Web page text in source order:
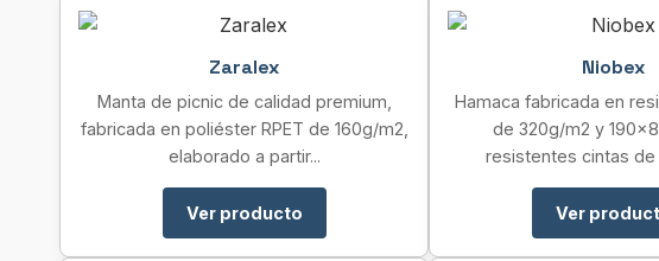
Zaralex
Manta de picnic de calidad premium,
fabricada en poliéster RPET de 160g/m2,
elaborado a partir...
Ver producto
Niobex
Hamaca fabricada en
de 320g/m2 y
resistentes cintas de
Ver